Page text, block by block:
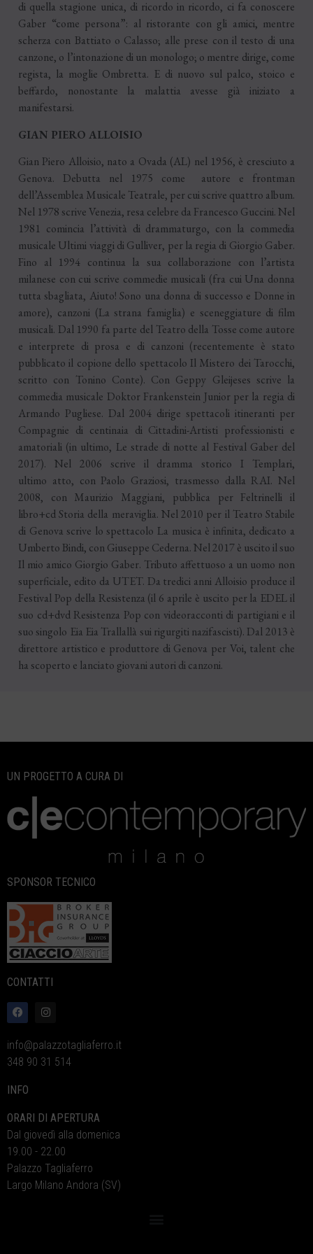
di quella stagione unica, di ricordo in ricordo, ci fa conoscere
Gaber “come persona”: al ristorante con gli amici, mentre
scherza con Battiato o Calasso; alle prese con il testo di una
canzone, o l’intonazione di un monologo; o mentre dirige, come
regista, la moglie Ombretta. E di nuovo sul palco, stoico e
beffardo, nonostante la malattia avesse già iniziato a
manifestarsi.
GIAN PIERO ALLOISIO
Gian Piero Alloisio, nato a Ovada (AL) nel 1956, è cresciuto a
Genova. Debutta nel 1975 come autore e frontman
dell’Assemblea Musicale Teatrale, per cui scrive quattro album.
Nel 1978 scrive Venezia, resa celebre da Francesco Guccini. Nel
1981 comincia l’attività di drammaturgo, con la commedia
musicale Ultimi viaggi di Gulliver, per la regia di Giorgio Gaber.
Fino al 1994 continua la sua collaborazione con l’artista
milanese con cui scrive commedie musicali (fra cui Una donna
tutta sbagliata, Aiuto! Sono una donna di successo e Donne in
amore), canzoni (La strana famiglia) e sceneggiature di film
musicali. Dal 1990 fa parte del Teatro della Tosse come autore
e interprete di prosa e di canzoni (recentemente è stato
pubblicato il copione dello spettacolo Il Mistero dei Tarocchi,
scritto con Tonino Conte). Con Geppy Gleijeses scrive la
commedia musicale Doktor Frankenstein Junior per la regia di
Armando Pugliese. Dal 2004 dirige spettacoli itineranti per
Compagnie di centinaia di Cittadini-Artisti professionisti e
amatoriali (in ultimo, Le strade di notte al Festival Gaber del
2017). Nel 2006 scrive il dramma storico I Templari,
ultimo atto, con Paolo Graziosi, trasmesso dalla RAI. Nel
2008, con Maurizio Maggiani, pubblica per Feltrinelli il
libro+cd Storia della meraviglia. Nel 2010 per il Teatro Stabile
di Genova scrive lo spettacolo La musica è infinita, dedicato a
Umberto Bindi, con Giuseppe Cederna. Nel 2017 è uscito il suo
Il mio amico Giorgio Gaber. Tributo affettuoso a un uomo non
superficiale, edito da UTET. Da tredici anni Alloisio produce il
Festival Pop della Resistenza (il 6 aprile è uscito per la EDEL il
suo cd+dvd Resistenza Pop con videoracconti di partigiani e il
suo singolo Eia Eia Trallallà sui rigurgiti nazifascisti). Dal 2013 è
direttore artistico e produttore di Genova per Voi, talent che
ha scoperto e lanciato giovani autori di canzoni.
UN PROGETTO A CURA DI
SPONSOR TECNICO
CONTATTI
info@palazzotagliaferro.it
348 90 31 514
INFO
ORARI DI APERTURA
Dal giovedì alla domenica
19.00 - 22.00
Palazzo Tagliaferro
Largo Milano Andora (SV)